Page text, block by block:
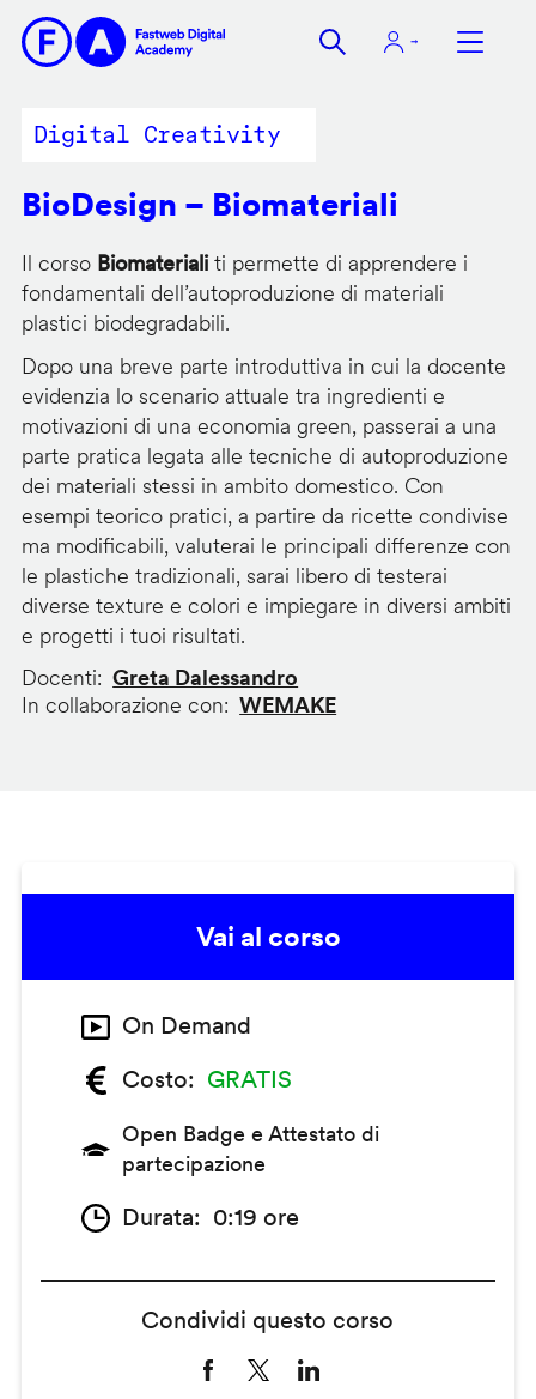
contenuto
Digital Creativity
BioDesign – Biomateriali
Il corso Biomaterialiti permette di apprendere i
fondamentali dell’autoproduzione di materiali
plastici biodegradabili.
Dopo una breve parte introduttiva in cui la docente
evidenzia lo scenario attuale tra ingredienti e
motivazioni di una economia green, passerai a una
parte pratica legata alle tecniche di autoproduzione
dei materiali stessi in ambito domestico. Con
esempi teorico pratici, a partire da ricette condivise
ma modificabili, valuterai le principali differenze con
le plastiche tradizionali, sarai libero di testerai
diverse texture e colori e impiegare in diversi ambiti
e progetti i tuoi risultati.
Docenti
Greta Dalessandro
In collaborazione con
WEMAKE
Vai al corso
On Demand
Costo
GRATIS
Open Badge e Attestato di
partecipazione
Durata 0:19 ore
Condividi questo corso